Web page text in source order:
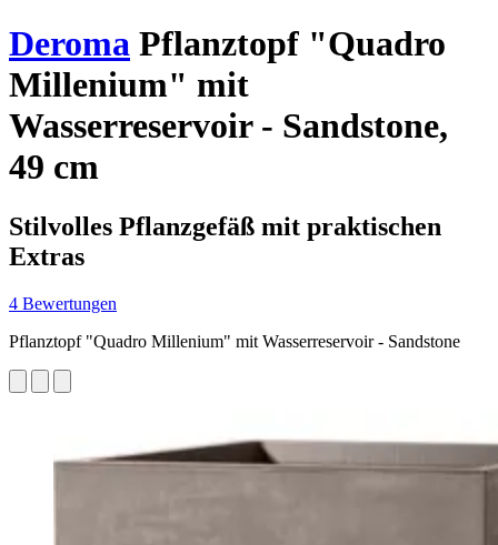
Deroma Pflanztopf "Quadro
Millenium" mit
Wasserreservoir - Sandstone,
49 cm
Stilvolles Pflanzgefäß mit praktischen
Extras
4 Bewertungen
Pflanztopf "Quadro Millenium" mit Wasserreservoir - Sandstone